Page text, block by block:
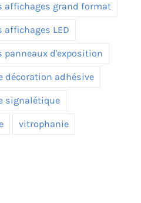
affichages grand format
affichages LED
panneaux d'exposition
décoration adhésive
signalétique
vitrophanie